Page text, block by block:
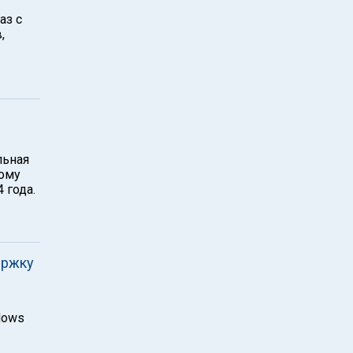
с
года.